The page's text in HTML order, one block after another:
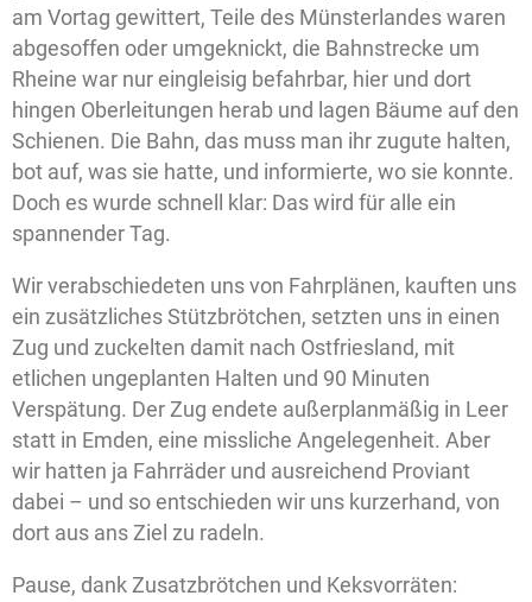
am Vortag gewittert, Teile des Münsterlandes waren
abgesoffen oder umgeknickt, die Bahnstrecke um
Rheine war nur eingleisig befahrbar, hier und dort
hingen Oberleitungen herab und lagen Bäume auf den
Schienen. Die Bahn, das muss man ihr zugute halten,
bot auf, was sie hatte, und informierte, wo sie konnte.
Doch es wurde schnell klar: Das wird für alle ein
spannender Tag.
Wir verabschiedeten uns von Fahrplänen, kauften uns
ein zusätzliches Stützbrötchen, setzten uns in einen
Zug und zuckelten damit nach Ostfriesland, mit
etlichen ungeplanten Halten und 90 Minuten
Verspätung. Der Zug endete außerplanmäßig in Leer
statt in Emden, eine missliche Angelegenheit. Aber
wir hatten ja Fahrräder und ausreichend Proviant
dabei – und so entschieden wir uns kurzerhand, von
dort aus ans Ziel zu radeln.
Pause, dank Zusatzbrötchen und Keksvorräten: